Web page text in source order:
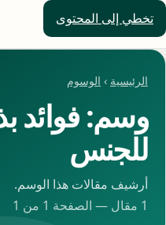
تخطي إلى المحتوى
حلول العالم
الرئيسية › الوسوم
وسم: فوائد
للجنس
أرشيف مقالات هذا الوسم.
1 مقال — الصفحة 1 من 1